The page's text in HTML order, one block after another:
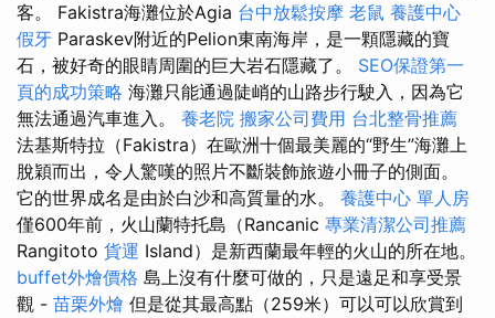
客。 Fakistra海灘位於Agia 台中放鬆按摩 老鼠 養護中心
假牙 Paraskev附近的Pelion東南海岸，是一顆隱藏的寶
石，被好奇的眼睛周圍的巨大岩石隱藏了。 SEO保證第一
頁的成功策略 海灘只能通過陡峭的山路步行駛入，因為它
無法通過汽車進入。 養老院 搬家公司費用 台北整骨推薦
法基斯特拉（Fakistra）在歐洲十個最美麗的“野生”海灘上
脫穎而出，令人驚嘆的照片不斷裝飾旅遊小冊子的側面。
它的世界成名是由於白沙和高質量的水。 養護中心 單人房
僅600年前，火山蘭特托島（Rancanic 專業清潔公司推薦
Rangitoto 貨運 Island）是新西蘭最年輕的火山的所在地。
buffet外燴價格 島上沒有什麼可做的，只是遠足和享受景
觀 - 苗栗外燴 但是從其最高點（259米）可以可以欣賞到